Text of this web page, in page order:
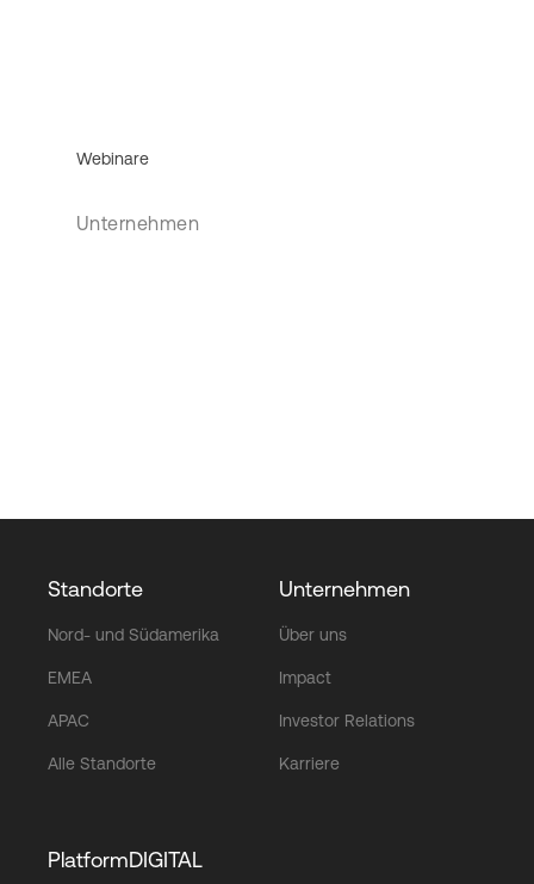
Webinare
Unternehmen
Standorte
Nord- und Südamerika
EMEA
APAC
Alle Standorte
Unternehmen
Über uns
Impact
Investor Relations
Karriere
PlatformDIGITAL